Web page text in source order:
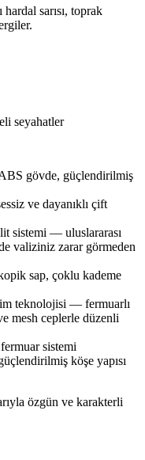
sarısı, toprak
seyahatler
gövde, güçlendirilmiş
ve dayanıklı çift
sistemi — uluslararası
valiziniz zarar görmeden
sap, çoklu kademe
teknolojisi — fermuarlı
mesh ceplerle düzenli
sistemi
köşe yapısı
özgün ve karakterli